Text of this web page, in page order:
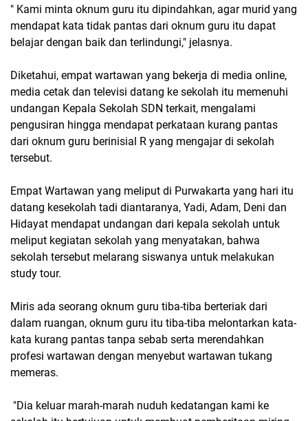
" Kami minta oknum guru itu dipindahkan, agar murid yang
mendapat kata tidak pantas dari oknum guru itu dapat
belajar dengan baik dan terlindungi," jelasnya.
Diketahui, empat wartawan yang bekerja di media online,
media cetak dan televisi datang ke sekolah itu memenuhi
undangan Kepala Sekolah SDN terkait, mengalami
pengusiran hingga mendapat perkataan kurang pantas
dari oknum guru berinisial R yang mengajar di sekolah
tersebut.
Empat Wartawan yang meliput di Purwakarta yang hari itu
datang kesekolah tadi diantaranya, Yadi, Adam, Deni dan
Hidayat mendapat undangan dari kepala sekolah untuk
meliput kegiatan sekolah yang menyatakan, bahwa
sekolah tersebut melarang siswanya untuk melakukan
study tour.
Miris ada seorang oknum guru tiba-tiba berteriak dari
dalam ruangan, oknum guru itu tiba-tiba melontarkan kata-
kata kurang pantas tanpa sebab serta merendahkan
profesi wartawan dengan menyebut wartawan tukang
memeras.
"Dia keluar marah-marah nuduh kedatangan kami ke